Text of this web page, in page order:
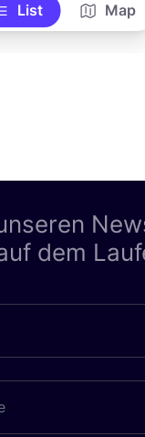
List Map
dem